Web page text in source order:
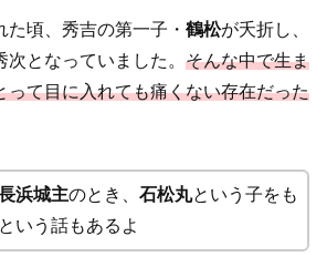
た頃、秀吉の第一子・ 鶴松が夭折し、
となっていました。 そんな中で生ま
って目に入れても痛くない存在だった
浜城主のとき、 石松丸という子をも
いう話もあるよ